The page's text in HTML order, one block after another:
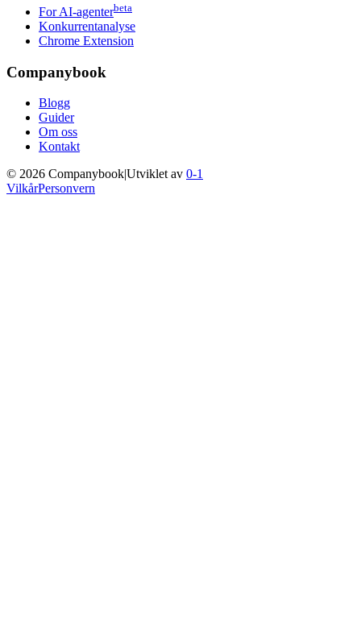
For AI-agenterbeta
Konkurrentanalyse
Chrome Extension
Companybook
Blogg
Guider
Om oss
Kontakt
© 2026 CompanybookUtviklet av 0-1
VilkårPersonvern